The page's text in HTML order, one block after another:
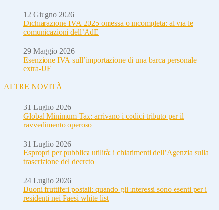
12 Giugno 2026
Dichiarazione IVA 2025 omessa o incompleta: al via le
comunicazioni dell’AdE
29 Maggio 2026
Esenzione IVA sull’importazione di una barca personale
extra-UE
ALTRE NOVITÀ
31 Luglio 2026
Global Minimum Tax: arrivano i codici tributo per il
ravvedimento operoso
31 Luglio 2026
Espropri per pubblica utilità: i chiarimenti dell’Agenzia sulla
trascrizione del decreto
24 Luglio 2026
Buoni fruttiferi postali: quando gli interessi sono esenti per i
residenti nei Paesi white list